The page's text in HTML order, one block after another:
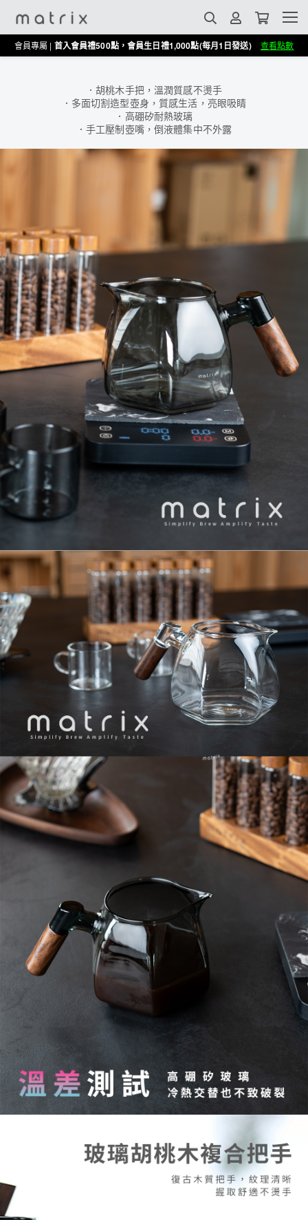
會員專屬 | 首入會員禮500點，會員生日禮1,000點(每月1日發送) 查看點數
．胡桃木手把，溫潤質感不燙手
．多面切割造型壺身，質感生活，亮眼吸睛
．高硼矽耐熱玻璃
．手工壓制壺嘴，倒液體集中不外露